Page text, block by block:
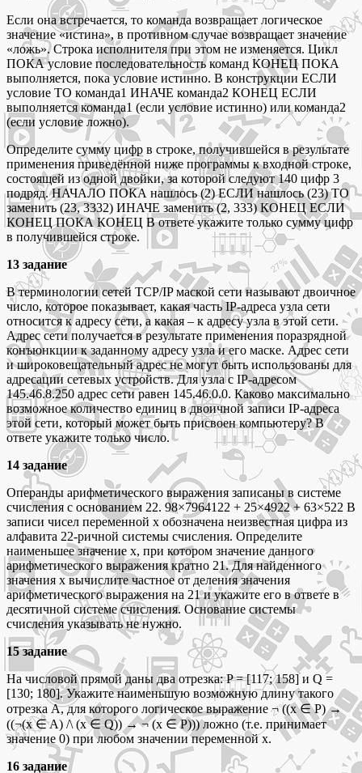
Если она встречается, то команда возвращает логическое
значение «истина», в противном случае возвращает значение
«ложь». Строка исполнителя при этом не изменяется. Цикл
ПОКА условие последовательность команд КОНЕЦ ПОКА
выполняется, пока условие истинно. В конструкции ЕСЛИ
условие ТО команда1 ИНАЧЕ команда2 КОНЕЦ ЕСЛИ
выполняется команда1 (если условие истинно) или команда2
(если условие ложно).
Определите сумму цифр в строке, получившейся в результате
применения приведённой ниже программы к входной строке,
состоящей из одной двойки, за которой следуют 140 цифр 3
подряд. НАЧАЛО ПОКА нашлось (2) ЕСЛИ нашлось (23) ТО
заменить (23, 3332) ИНАЧЕ заменить (2, 333) КОНЕЦ ЕСЛИ
КОНЕЦ ПОКА КОНЕЦ В ответе укажите только сумму цифр
в получившейся строке.
13 задание
В терминологии сетей TCP/IP маской сети называют двоичное
число, которое показывает, какая часть IP-адреса узла сети
относится к адресу сети, а какая – к адресу узла в этой сети.
Адрес сети получается в результате применения поразрядной
конъюнкции к заданному адресу узла и его маске. Адрес сети
и широковещательный адрес не могут быть использованы для
адресации сетевых устройств. Для узла с IP-адресом
145.46.8.250 адрес сети равен 145.46.0.0. Каково максимально
возможное количество единиц в двоичной записи IP-адреса
этой сети, который может быть присвоен компьютеру? В
ответе укажите только число.
14 задание
Операнды арифметического выражения записаны в системе
счисления с основанием 22. 98×7964122 + 25×4922 + 63×522 В
записи чисел переменной x обозначена неизвестная цифра из
алфавита 22-ричной системы счисления. Определите
наименьшее значение x, при котором значение данного
арифметического выражения кратно 21. Для найденного
значения x вычислите частное от деления значения
арифметического выражения на 21 и укажите его в ответе в
десятичной системе счисления. Основание системы
счисления указывать не нужно.
15 задание
На числовой прямой даны два отрезка: P = [117; 158] и Q =
[130; 180]. Укажите наименьшую возможную длину такого
отрезка A, для которого логическое выражение ¬ ((x ∈ P) →
((¬(x ∈ A) /\ (x ∈ Q)) → ¬ (x ∈ P))) ложно (т.е. принимает
значение 0) при любом значении переменной х.
16 задание